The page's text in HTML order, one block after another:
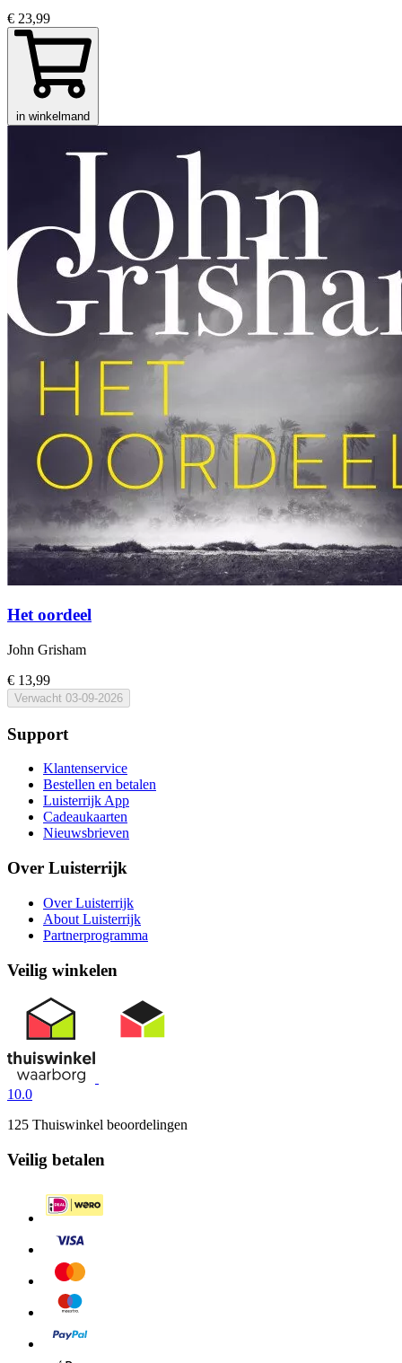
€ 23,99
in winkelmand
Het oordeel
John Grisham
€ 13,99
Verwacht 03-09-2026
Support
Klantenservice
Bestellen en betalen
Luisterrijk App
Cadeaukaarten
Nieuwsbrieven
Over Luisterrijk
Over Luisterrijk
About Luisterrijk
Partnerprogramma
Veilig winkelen
10.0
125 Thuiswinkel beoordelingen
Veilig betalen